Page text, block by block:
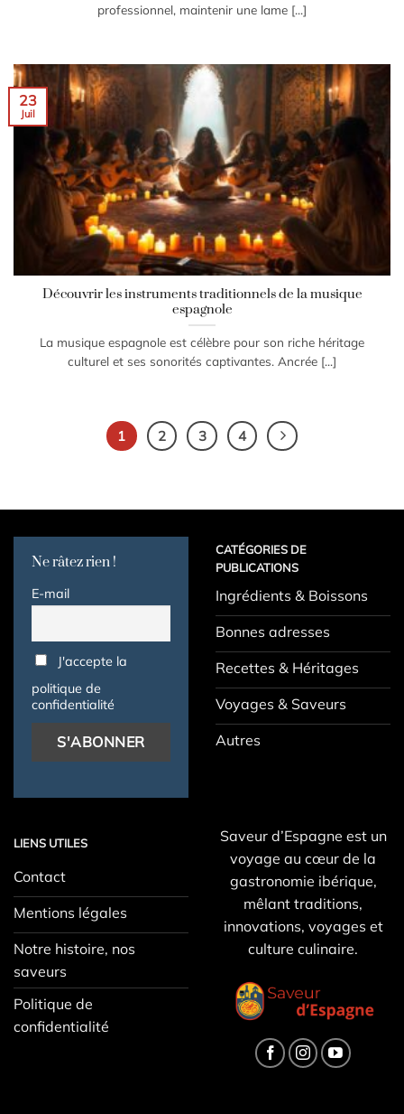
professionnel, maintenir une lame [...]
Découvrir les instruments traditionnels de la musique
espagnole
La musique espagnole est célèbre pour son riche héritage
culturel et ses sonorités captivantes. Ancrée [...]
23
Juil
1 2 3 4
Ne râtez rien !
E-mail
J'accepte la
politique de
confidentialité
CATÉGORIES DE
PUBLICATIONS
Ingrédients & Boissons
Bonnes adresses
Recettes & Héritages
Voyages & Saveurs
Autres
LIENS UTILES
Contact
Mentions légales
Notre histoire, nos
saveurs
Politique de
confidentialité
Saveur d’Espagne est un
voyage au cœur de la
gastronomie ibérique,
mêlant traditions,
innovations, voyages et
culture culinaire.